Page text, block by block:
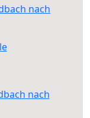
nach
nach